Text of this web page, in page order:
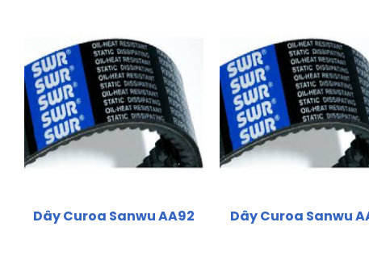
Dây Curoa Sanwu AA92 Dây Curoa Sanwu